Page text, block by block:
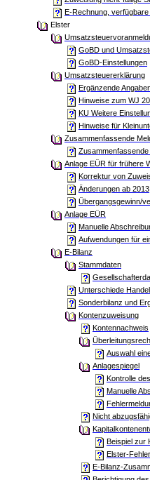
E-Rechnung, verfügbare
Elster
GoBD und
GoBD-Einstellungen
Umsatzsteuererklärung
Ergänzende
Hinweise zum WJ
KU Weitere
Hinweise für
Zusammenfassende
Anlage EÜR für frühere
Korrektur von
Änderungen ab 2013
Übergangsgewinn/
Anlage EÜR
Manuelle
Aufwendungen für
E-Bilanz
Stammdaten
Unterschiede
Sonderbilanz und
Kontenzuweisung
Kontennachweis
Auswahl
Anlagespiegel
Kontrolle
Manuelle
Nicht
Beispiel zur
Elster-
E-Bilanz-